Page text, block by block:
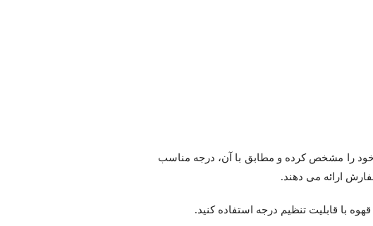
را مشخص کرده و مطابق با آن، درجه مناسب
ارائه می دهند.
با قابلیت تنظیم درجه استفاده کنید.